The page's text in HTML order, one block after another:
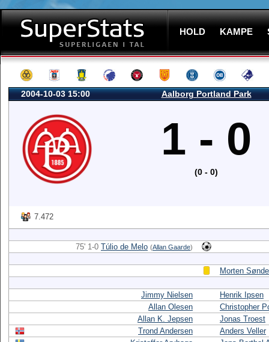
HOLD KAMPE
2004-10-03 15:00 Aalborg Portland Park
1 - 0
(0 - 0)
7.472
75' 1-0 Túlio de Melo (Allan Gaarde)
Morten
Jimmy Nielsen
Henrik Ipsen
Allan Olesen
Christopher
Allan K. Jepsen
Jonas Troest
Trond Andersen
Anders Veller